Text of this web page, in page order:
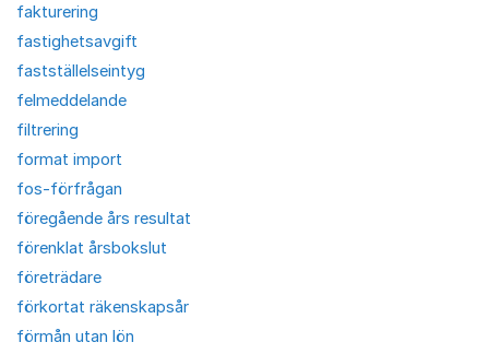
fakturering
fastighetsavgift
fastställelseintyg
felmeddelande
filtrering
format import
fos-förfrågan
föregående års resultat
förenklat årsbokslut
företrädare
förkortat räkenskapsår
förmån utan lön